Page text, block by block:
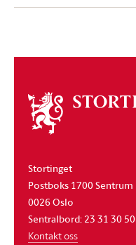
Om
stortinget
Stortinget
Postboks 1700 Sentrum
0026 Oslo
Sentralbord: 23 31 30 50
Kontakt oss